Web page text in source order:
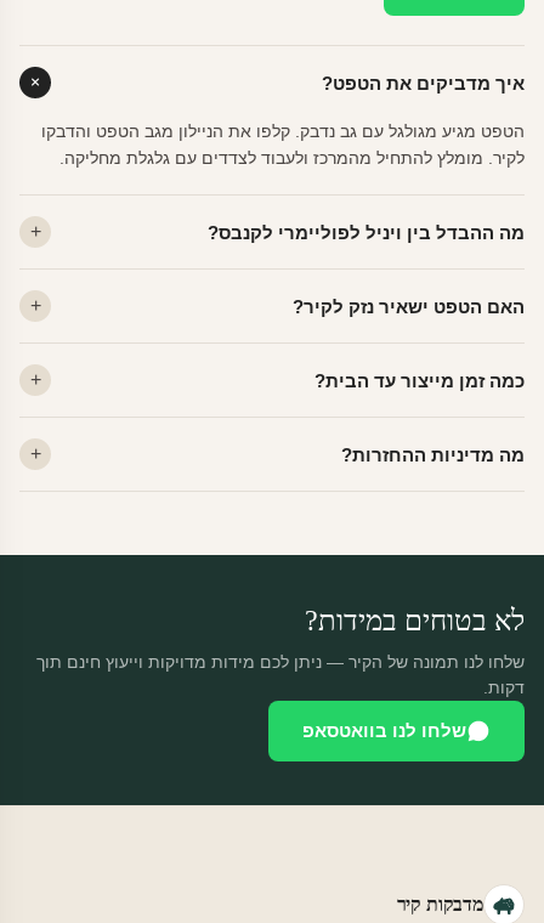
איך מדביקים את הטפט?
הטפט מגיע מגולגל עם גב נדבק. קלפו את הניילון מגב הטפט והדבקו
לקיר. מומלץ להתחיל מהמרכז ולעבוד לצדדים עם גלגלת מחליקה.
מה ההבדל בין ויניל לפוליימרי לקנבס?
פרמיום. קנבס — בד אמנותי יוקרתי, מט.
האם הטפט ישאיר נזק לקיר?
מתאים לקיר מטויח, גבס, קרמיקה וזכוכית.
כמה זמן מייצור עד הבית?
יוצאות באותו יום.
מה מדיניות ההחזרות?
לא בטוחים במידות?
שלחו לנו תמונה של הקיר — ניתן לכם מידות מדויקות וייעוץ חינם תוך
דקות.
שלחו לנו בוואטסאפ
מדבקות קיר